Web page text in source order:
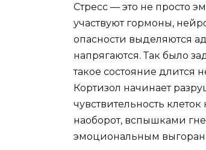
Стресс — это не просто
участвуют гормоны,
опасности выделяются
напрягаются. Так было
такое состояние длится
Кортизол начинает
чувствительность
наоборот, вспышками
эмоциональным